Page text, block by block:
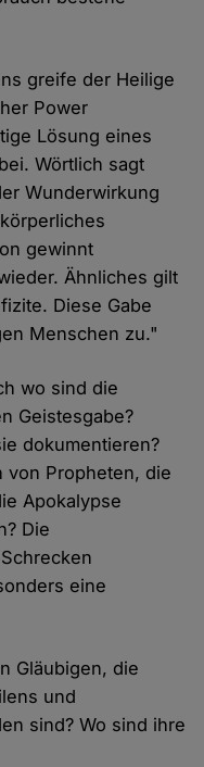
greife der Heilige
Power
Lösung eines
Wörtlich sagt
Wunderwirkung
gewinnt
Ähnliches gilt
Diese Gabe
Menschen zu."
wo sind die
Geistesgabe?
dokumentieren?
von Propheten, die
Apokalypse
Die
eine
Gläubigen, die
und
sind? Wo sind ihre